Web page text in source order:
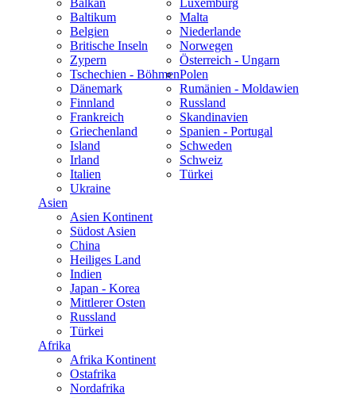
Balkan
Baltikum
Belgien
Britische Inseln
Zypern
Tschechien - Böhmen
Dänemark
Finnland
Frankreich
Griechenland
Island
Irland
Italien
Luxemburg
Malta
Niederlande
Norwegen
Österreich - Ungarn
Polen
Rumänien - Moldawien
Russland
Skandinavien
Spanien - Portugal
Schweden
Schweiz
Türkei
Ukraine
Asien
Asien Kontinent
Südost Asien
China
Heiliges Land
Indien
Japan - Korea
Mittlerer Osten
Russland
Türkei
Afrika
Afrika Kontinent
Ostafrika
Nordafrika